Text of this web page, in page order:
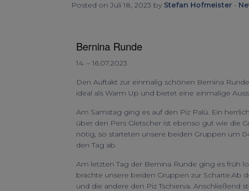
Posted on Juli 18, 2023 by Stefan Hofmeister -
Bernina Runde
14. – 16.07.2023
Den Auftakt zur einmalig schönen Bernina
ideal als Warm Up und bietet eine einmalige
Am Samstag ging es auf den Piz Palü. Ein
über den Pers Gletscher ist ebenso gut wie die
nötig, so starteten unsere beiden Gruppen um
den Tag ab.
Am letzten Tag der Bernina Runde ging es früh
brachte unsere beiden Gruppen zur Scharte.Ab
und die andere den Piz Tschierva.